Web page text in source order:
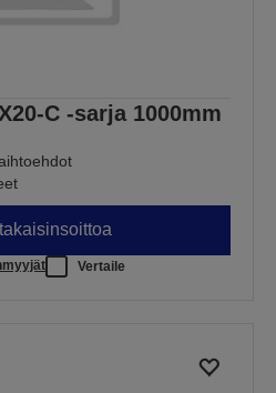
C -sarja 1000mm
Vertaile